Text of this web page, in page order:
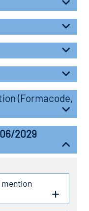
(Formacode,
2029
mention